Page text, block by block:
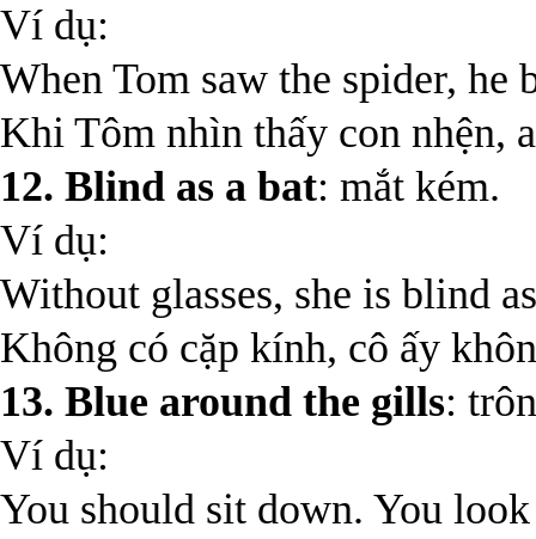
Ví dụ:
When Tom saw the spider, he
Khi Tôm nhìn thấy con nhện,
12. Blind as a bat: mắt kém.
Ví dụ:
Without glasses, she is blind
Không có cặp kính, cô ấy
13. Blue around the gills:
Ví dụ:
You should sit down. You